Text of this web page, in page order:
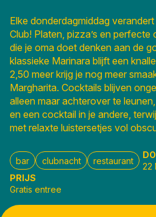
Elke donderdagmiddag
Club! Platen, pizza’s en
die je oma doet denken aan de
klassieke Marinara blijft een
2,50 meer krijg je nog meer
Margharita. Cocktails blijven
alleen maar achterover te
en een cocktail in je andere,
met relaxte luistersetjes vol
bar clubnacht restaurant
22
PRIJS
Gratis entree